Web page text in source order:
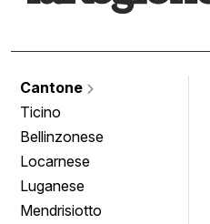
Cantone
Ticino
Bellinzonese
Locarnese
Luganese
Mendrisiotto